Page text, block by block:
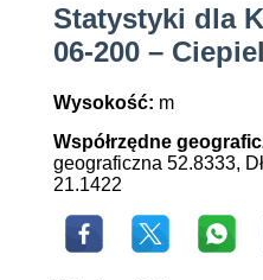
Statystyki dla
06-200 –
Wysokość: m
Współrzędne
geograficzna 52.8333,
21.1422